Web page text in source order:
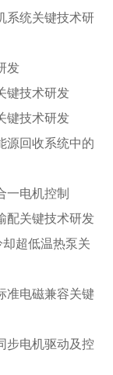
系统关键技术研
发
键技术研发
键技术研发
源回收系统中的
一电机控制
配关键技术研发
超低温热泵关
准电磁兼容关键
步电机驱动及控